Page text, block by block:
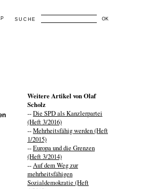
SUCHE OK
Weitere Artikel von Olaf
Scholz
--Die SPD als Kanzlerpartei
(Heft 3/2016)
--Mehrheitsfähig werden (Heft
1/2015)
--Europa und die Grenzen
(Heft 3/2014)
--Auf dem Weg zur
mehrheitsfähigen
Sozialdemokratie (Heft